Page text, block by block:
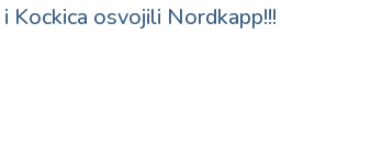
Kockica osvojili Nordkapp!!!